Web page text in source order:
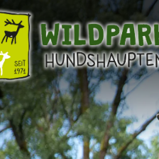
TICKETS